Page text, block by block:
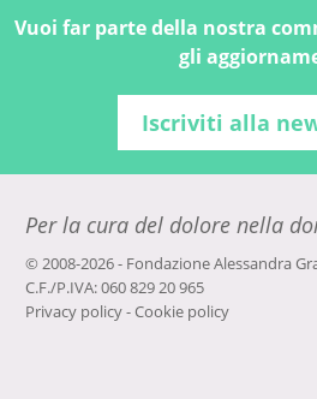
Vuoi far parte della nostra
gli
Iscriviti alla
Per la cura del dolore nella
© 2008-2026 - Fondazione Alessandra
C.F./P.IVA: 060 829 20 965
Privacy policy-Cookie policy